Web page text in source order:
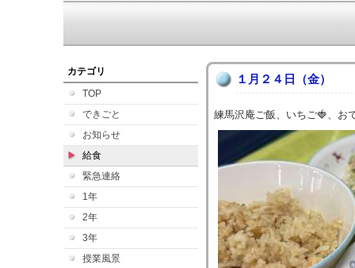
カテゴリ
TOP
できごと
お知らせ
給食
緊急連絡
1年
2年
3年
授業風景
１月２４日（金）
練馬沢庵ご飯、いちご🍓、お